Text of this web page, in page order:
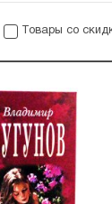
Товары со